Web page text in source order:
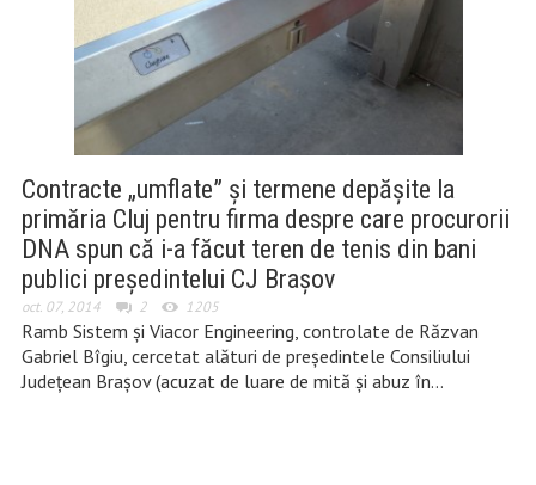
Contracte „umflate” și termene depășite la
primăria Cluj pentru firma despre care procurorii
DNA spun că i-a făcut teren de tenis din bani
publici președintelui CJ Brașov
oct. 07, 2014 2 1205
Ramb Sistem și Viacor Engineering, controlate de Răzvan
Gabriel Bîgiu, cercetat alături de președintele Consiliului
Județean Brașov (acuzat de luare de mită și abuz în…